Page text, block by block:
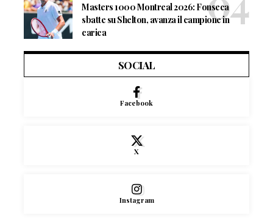
Masters 1000 Montreal 2026: Fonseca
sbatte su Shelton, avanza il campione in
carica
SOCIAL
Facebook
X
Instagram